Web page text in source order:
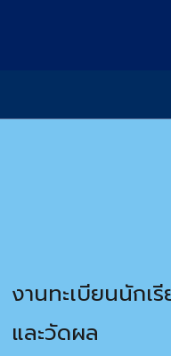
งานทะเบียนนักเ
และวัดผล